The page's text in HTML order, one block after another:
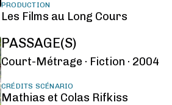
PRODUCTION
Les Films au Long Cours
PASSAGE(S)
Court-Métrage · Fiction · 2004
CRÉDITS SCÉNARIO
Mathias et Colas Rifkiss